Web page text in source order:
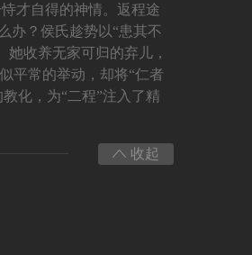
才自得的神情。返程途
办？侯氏趁势以“患其不
收养无家可归的弃儿，
平常的举动，却将“仁者
化，为“二程”注入了精
收起